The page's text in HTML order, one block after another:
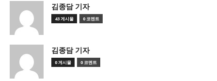
김종담 기자
43 게시물 0 코멘트
김종담 기자
0 게시물 0 코멘트